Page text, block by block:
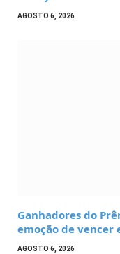
AGOSTO 6, 2026
Ganhadores do
emoção de vencer
AGOSTO 6, 2026